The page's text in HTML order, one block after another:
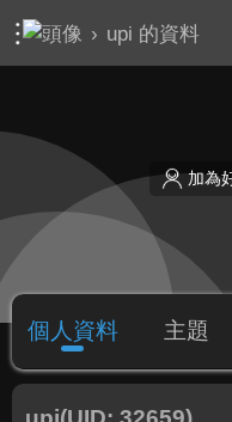
› upi 的資料
加為
個人資料 主題